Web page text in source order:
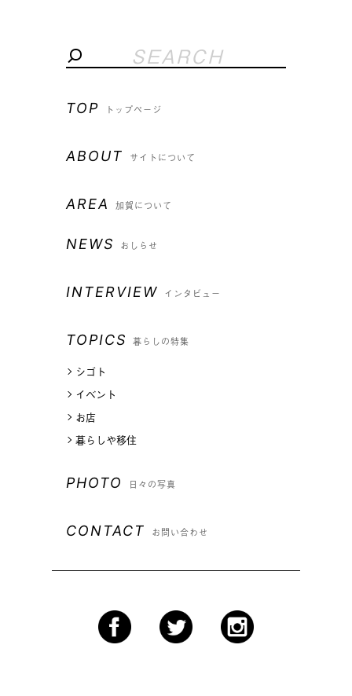
TOP トップページ
ABOUT サイトについて
AREA 加賀について
NEWS おしらせ
INTERVIEW インタビュー
TOPICS 暮らしの特集
シゴト
イベント
お店
暮らしや移住
PHOTO 日々の写真
CONTACT お問い合わせ